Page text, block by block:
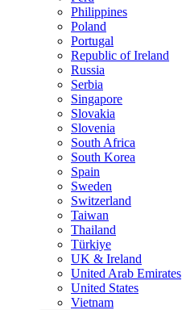
Philippines
Poland
Portugal
Republic of Ireland
Russia
Serbia
Singapore
Slovakia
Slovenia
South Africa
South Korea
Spain
Sweden
Switzerland
Taiwan
Thailand
Türkiye
UK & Ireland
United Arab Emirates
United States
Vietnam